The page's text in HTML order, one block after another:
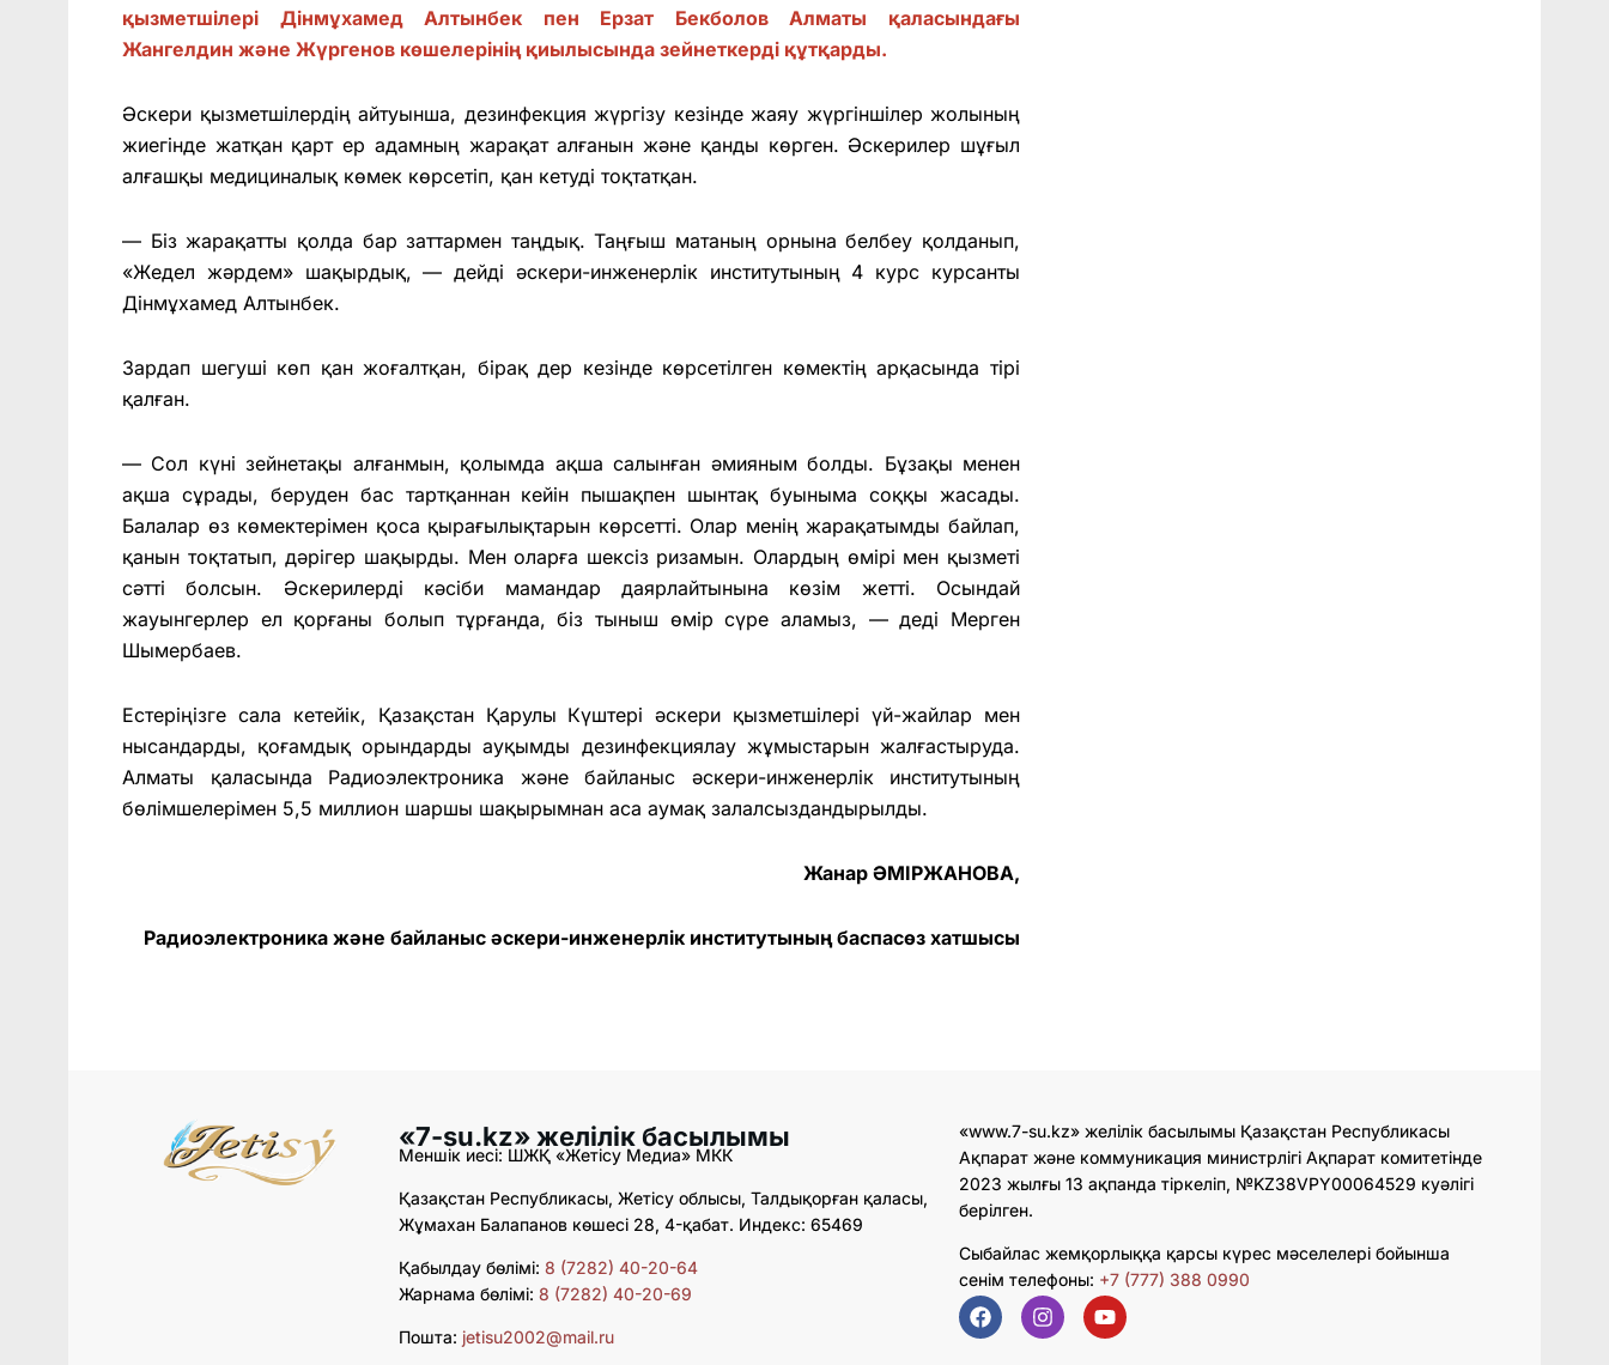
қызметшілері Дінмұхамед Алтынбек пен Ерзат Бекболов Алматы қаласындағы
Жангелдин жəне Жүргенов көшелерінің қиылысында зейнеткерді құтқарды.
Əскери қызметшілердің айтуынша, дезинфекция жүргізу кезінде жаяу жүргіншілер жолының
жиегінде жатқан қарт ер адамның жарақат алғанын жəне қанды көрген. Əскерилер шұғыл
алғашқы медициналық көмек көрсетіп, қан кетуді тоқтатқан.
— Біз жарақатты қолда бар заттармен таңдық. Таңғыш матаның орнына белбеу қолданып,
«Жедел жəрдем» шақырдық, — дейді əскери-инженерлік институтының 4 курс курсанты
Дінмұхамед Алтынбек.
Зардап шегуші көп қан жоғалтқан, бірақ дер кезінде көрсетілген көмектің арқасында тірі
қалған.
— Сол күні зейнетақы алғанмын, қолымда ақша салынған əмияным болды. Бұзақы менен
ақша сұрады, беруден бас тартқаннан кейін пышақпен шынтақ буыныма соққы жасады.
Балалар өз көмектерімен қоса қырағылықтарын көрсетті. Олар менің жарақатымды байлап,
қанын тоқтатып, дәрігер шақырды. Мен оларға шексіз ризамын. Олардың өмірі мен қызметі
сəтті болсын. Əскерилерді кəсіби мамандар даярлайтынына көзім жетті. Осындай
жауынгерлер ел қорғаны болып тұрғанда, біз тыныш өмір сүре аламыз, — деді Мерген
Шымербаев.
Естеріңізге сала кетейік, Қазақстан Қарулы Күштері əскери қызметшілері үй-жайлар мен
нысандарды, қоғамдық орындарды ауқымды дезинфекциялау жұмыстарын жалғастыруда.
Алматы қаласында Радиоэлектроника жəне байланыс əскери-инженерлік институтының
бөлімшелерімен 5,5 миллион шаршы шақырымнан аса аумақ залалсыздандырылды.
Жанар ӘМІРЖАНОВА,
Радиоэлектроника жəне байланыс əскери-инженерлік институтының баспасөз хатшысы
«7-su.kz» желілік басылымы
Меншік иесі: ШЖҚ «Жетісу Медиа» МКК
Қазақстан Республикасы, Жетісу облысы, Талдықорған қаласы,
Жұмахан Балапанов көшесі 28, 4-қабат. Индекс: 65469
Қабылдау бөлімі: 8 (7282) 40-20-64
Жарнама бөлімі: 8 (7282) 40-20-69
Пошта: jetisu2002@mail.ru
«www.7-su.kz» желілік басылымы Қазақстан Республикасы
Ақпарат және коммуникация министрлігі Ақпарат комитетінде
2023 жылғы 13 ақпанда тіркеліп, №KZ38VPY00064529 куәлігі
берілген.
Сыбайлас жемқорлыққа қарсы күрес мәселелері бойынша
сенім телефоны: +7 (777) 388 0990